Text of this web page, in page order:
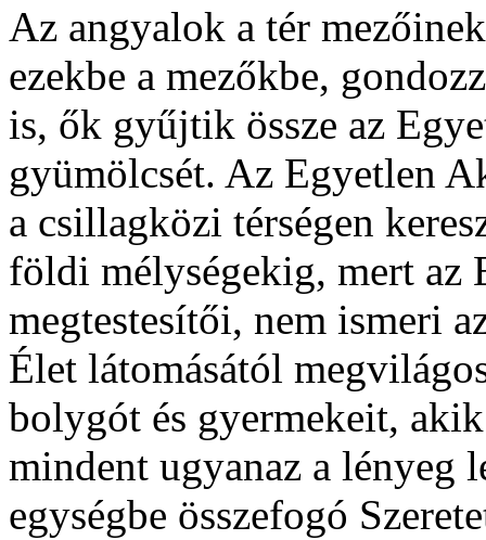
Az angyalok a tér
ezekbe a mezőkbe,
is, ők gyűjtik össze az
gyümölcsét. Az Egyetlen
a csillagközi térségen
földi mélységekig, mert az
megtestesítői, nem ismeri
Élet látomásától
bolygót és gyermekeit,
mindent ugyanaz a lényeg
egységbe összefogó